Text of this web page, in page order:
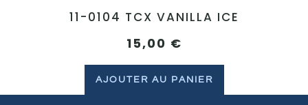
11-0104 TCX VANILLA ICE
15,00 €
AJOUTER AU PANIER